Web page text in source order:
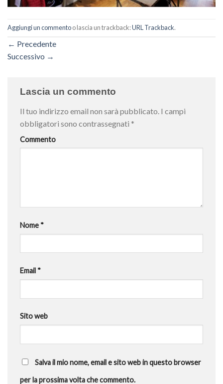
Aggiungi un commentoo lascia un trackback:URL Trackback.
← Precedente
Successivo →
Lascia un commento
Il tuo indirizzo email non sarà pubblicato. I campi
obbligatori sono contrassegnati *
Commento
Nome *
Email *
Sito web
Salva il mio nome, email e sito web in questo browser
per la prossima volta che commento.